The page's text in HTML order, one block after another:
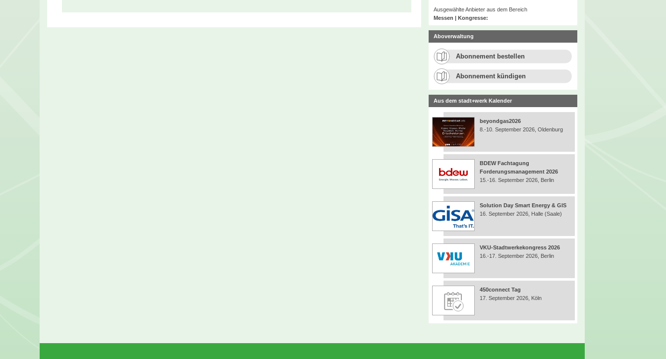
Ausgewählte Anbieter aus dem Bereich
Messen | Kongresse:
Aboverwaltung
Abonnement bestellen
Abonnement kündigen
Aus dem stadt+werk Kalender
beyondgas2026
8.-10. September 2026, Oldenburg
BDEW Fachtagung
Forderungsmanagement 2026
15.-16. September 2026, Berlin
Solution Day Smart Energy & GIS
16. September 2026, Halle (Saale)
VKU-Stadtwerkekongress 2026
16.-17. September 2026, Berlin
450connect Tag
17. September 2026, Köln